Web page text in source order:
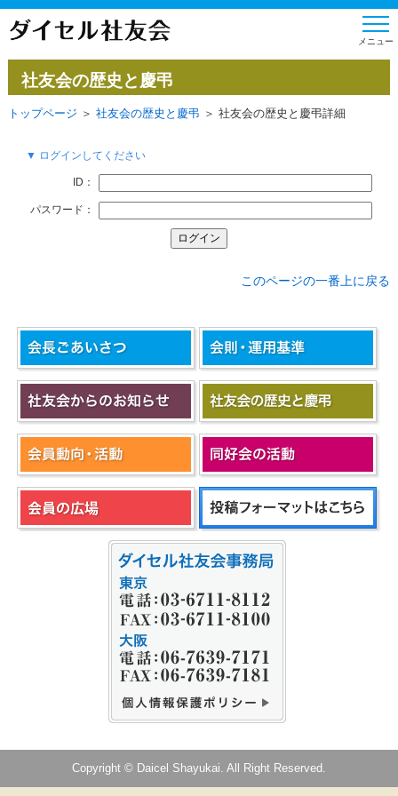
社友会の歴史と慶弔
トップページ ＞ 社友会の歴史と慶弔 ＞ 社友会の歴史と慶弔詳細
▼ ログインしてください
ID：
パスワード：
このページの一番上に戻る
Copyright © Daicel Shayukai. All Right Reserved.